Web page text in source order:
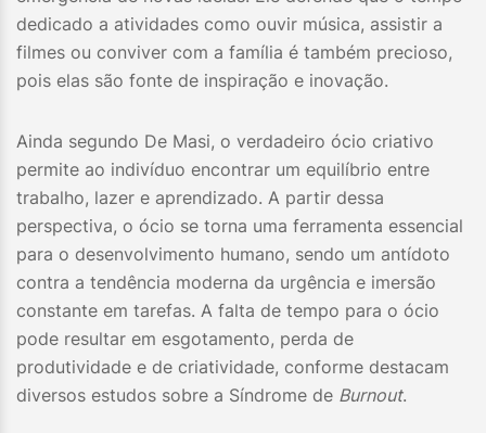
dedicado a atividades como ouvir música, assistir a
filmes ou conviver com a família é também precioso,
pois elas são fonte de inspiração e inovação.
Ainda segundo De Masi, o verdadeiro ócio criativo
permite ao indivíduo encontrar um equilíbrio entre
trabalho, lazer e aprendizado. A partir dessa
perspectiva, o ócio se torna uma ferramenta essencial
para o desenvolvimento humano, sendo um antídoto
contra a tendência moderna da urgência e imersão
constante em tarefas. A falta de tempo para o ócio
pode resultar em esgotamento, perda de
produtividade e de criatividade, conforme destacam
diversos estudos sobre a Síndrome de Burnout.